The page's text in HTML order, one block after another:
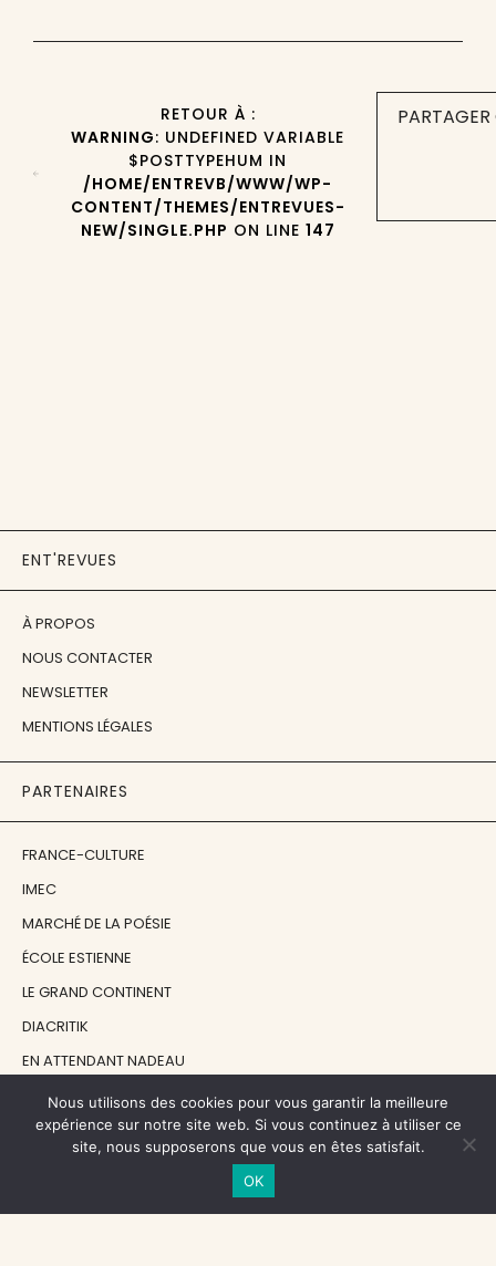
RETOUR À :
WARNING: UNDEFINED VARIABLE
$POSTTYPEHUM IN
/HOME/ENTREVB/WWW/WP-
CONTENT/THEMES/ENTREVUES-
NEW/SINGLE.PHP ON LINE 147
ENT'REVUES
À PROPOS
NOUS CONTACTER
NEWSLETTER
MENTIONS LÉGALES
PARTENAIRES
FRANCE-CULTURE
IMEC
MARCHÉ DE LA POÉSIE
ÉCOLE ESTIENNE
LE GRAND CONTINENT
DIACRITIK
EN ATTENDANT NADEAU
NOS SOUTIENS
Nous utilisons des cookies pour vous garantir la meilleure
expérience sur notre site web. Si vous continuez à utiliser ce
site, nous supposerons que vous en êtes satisfait.
OK